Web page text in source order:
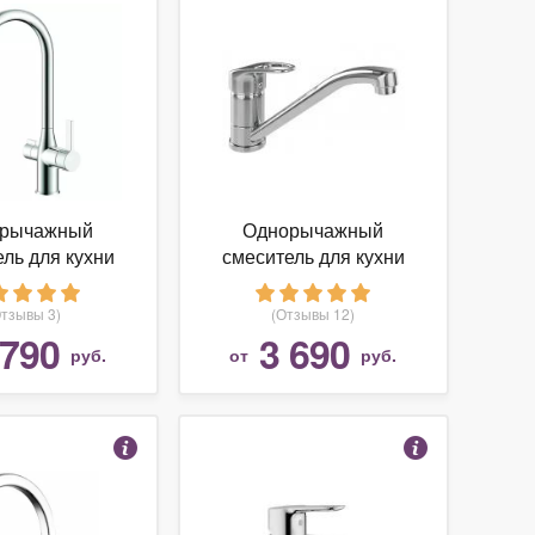
для кухни
IDDIS Pure
3)
руб.
Однорычажный
смеситель для кухни
(мойки) IDDIS Alborg
K56001C
(Отзывы 12)
от 3 690 руб.